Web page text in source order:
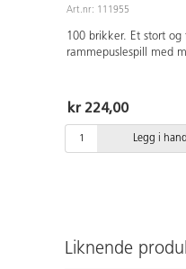
Art.nr: 111955
100 brikker. Et stort og
rammepuslespill med
år.
kr 224,00
Legg i
Liknende